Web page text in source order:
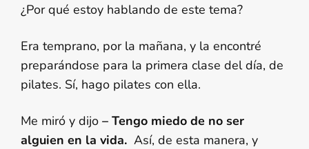
¿Por qué estoy hablando de este tema?
Era temprano, por la mañana, y la encontré
preparándose para la primera clase del día, de
pilates. Sí, hago pilates con ella.
Me miró y dijo – Tengo miedo de no ser
alguien en la vida. Así, de esta manera, y